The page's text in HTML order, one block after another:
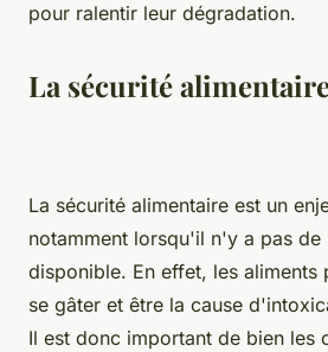
pour ralentir leur dégradation.
La sécurité
La sécurité alimentaire est un
notamment lorsqu'il n'y a pas de
disponible. En effet, les aliments
se gâter et être la cause
Il est donc important de bien les